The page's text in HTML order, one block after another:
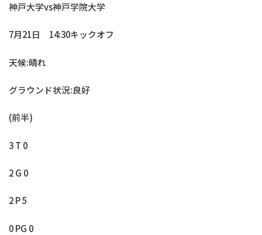
神戸大学vs神戸学院大学
7月21日 14:30キックオフ
天候:晴れ
グラウンド状況:良好
(前半)
3 T 0
2 G 0
2 P 5
0 PG 0